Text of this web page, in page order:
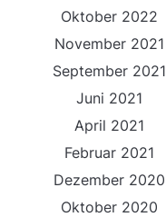
Oktober 2022
November 2021
September 2021
Juni 2021
April 2021
Februar 2021
Dezember 2020
Oktober 2020